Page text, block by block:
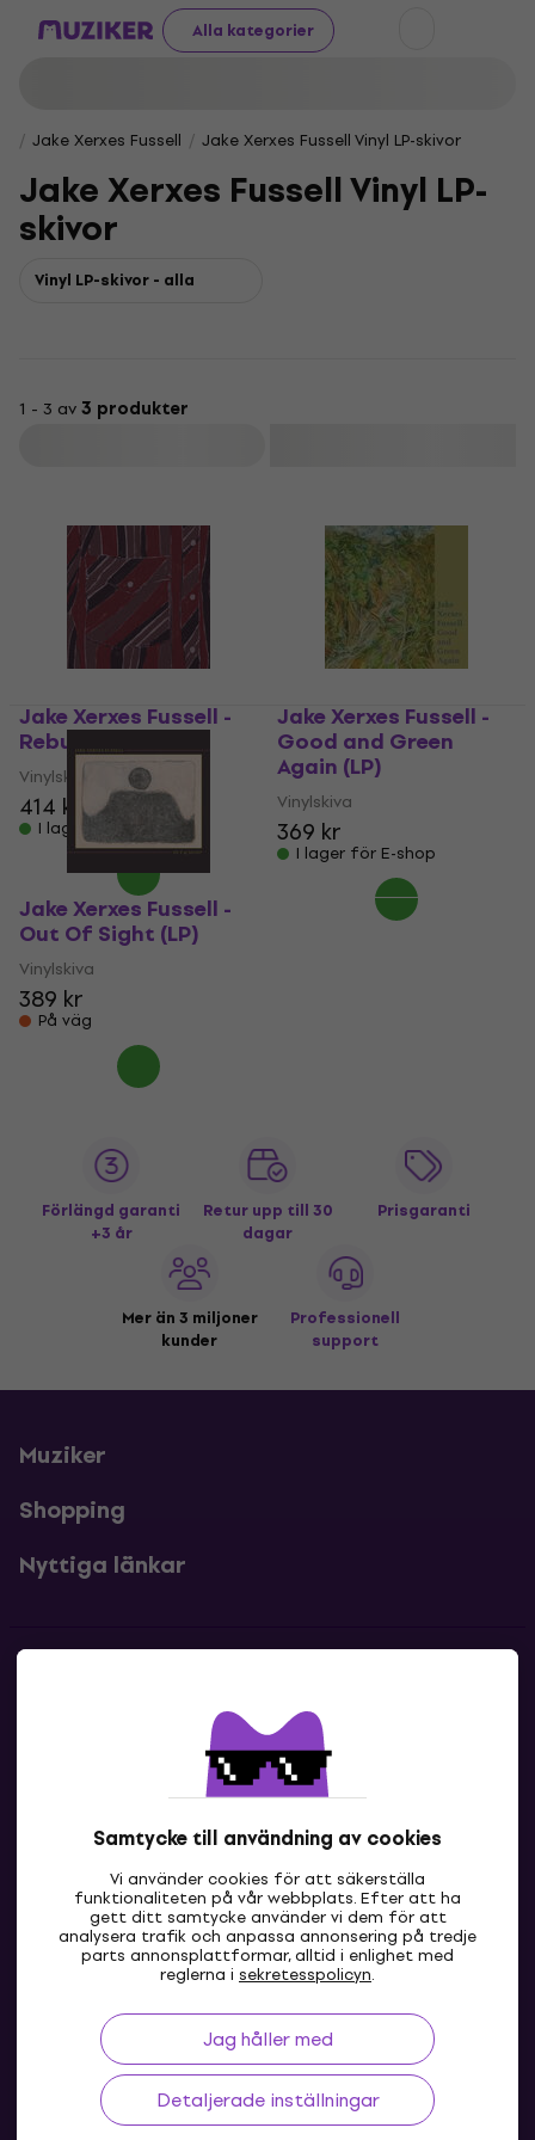
Alla kategorier
Samtycke till användning av cookies
Vi använder cookies för att säkerställa
funktionaliteten på vår webbplats. Efter att ha
gett ditt samtycke använder vi dem för att
analysera trafik och anpassa annonsering på tredje
parts annonsplattformar, alltid i enlighet med
reglerna i sekretesspolicyn.
Jag håller med
Detaljerade inställningar
Jake Xerxes Fussell Jake Xerxes Fussell Vinyl LP-skivor
Jake Xerxes Fussell Vinyl LP-
skivor
Vinyl LP-skivor - alla
1 - 3 av3 produkter
Jake Xerxes Fussell -
Rebuilding (LP)
Vinylskiva
414 kr
I lager för E-shop
Jake Xerxes Fussell -
Good and Green
Again (LP)
Vinylskiva
369 kr
I lager för E-shop
Jake Xerxes Fussell -
Out Of Sight (LP)
Vinylskiva
389 kr
På väg
Förlängd garanti
+3 år
Retur upp till 30
dagar
Prisgaranti
Mer än 3 miljoner
kunder
Professionell
support
Muziker
Shopping
Nyttiga länkar
Kontakta oss
SE